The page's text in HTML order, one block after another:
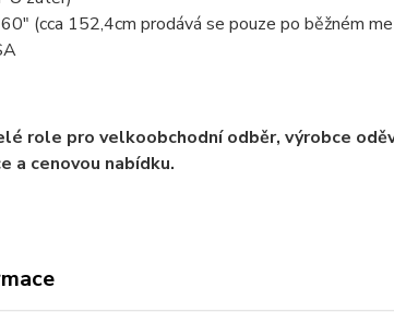
(cca 152,4cm prodává se pouze po běžném
role pro velkoobchodní odběr, výrobce
a cenovou nabídku.